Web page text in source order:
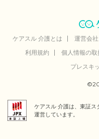
ケアスル 介護とは 運営会社
利用規約
個人情報の
プレスキ
ケアスル 介護は、東証
運営しています。